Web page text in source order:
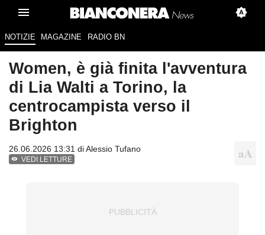
NOTIZIE MAGAZINE RADIO BN
Women, è già finita l'avventura
di Lia Walti a Torino, la
centrocampista verso il
Brighton
26.06.2026 13:31 diAlessio Tufano
VEDI LETTURE